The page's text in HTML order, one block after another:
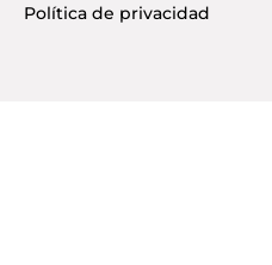
Política de privacidad